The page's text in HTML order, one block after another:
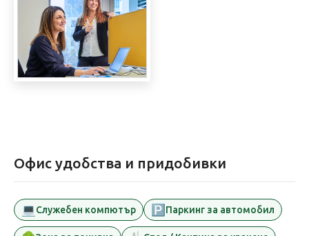
Офис удобства и придобивки
💻 Служебен компютър 🅿️ Паркинг за автомобил